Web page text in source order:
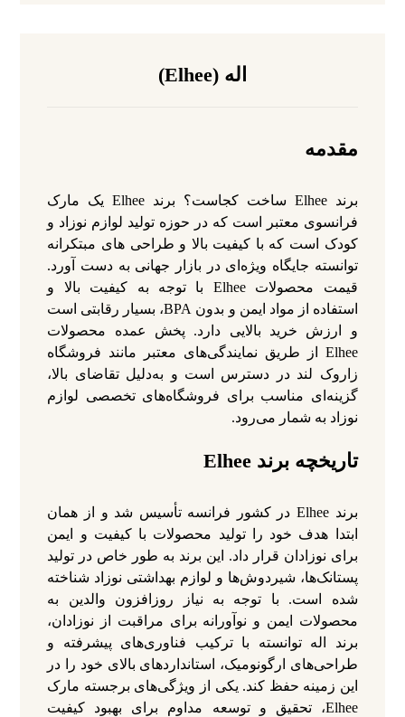
اله (Elhee)
مقدمه
برند Elhee ساخت کجاست؟ برند Elhee یک مارک
فرانسوی معتبر است که در حوزه تولید لوازم نوزاد و
کودک است که با کیفیت بالا و طراحی‌ های مبتکرانه
توانسته جایگاه ویژه‌ای در بازار جهانی به دست آورد.
قیمت محصولات Elhee با توجه به کیفیت بالا و
استفاده از مواد ایمن و بدون BPA، بسیار رقابتی است
و ارزش خرید بالایی دارد. پخش عمده محصولات
Elhee از طریق نمایندگی‌های معتبر مانند فروشگاه
زاروک لند در دسترس است و به‌دلیل تقاضای بالا،
گزینه‌ای مناسب برای فروشگاه‌های تخصصی لوازم
نوزاد به شمار می‌رود.
تاریخچه برند Elhee
برند Elhee در کشور فرانسه تأسیس شد و از همان
ابتدا هدف خود را تولید محصولات با کیفیت و ایمن
برای نوزادان قرار داد. این برند به طور خاص در تولید
پستانک‌ها، شیردوش‌ها و لوازم بهداشتی نوزاد شناخته
شده است. با توجه به نیاز روزافزون والدین به
محصولات ایمن و نوآورانه برای مراقبت از نوزادان،
برند اله توانسته با ترکیب فناوری‌های پیشرفته و
طراحی‌های ارگونومیک، استانداردهای بالای خود را در
این زمینه حفظ کند. یکی از ویژگی‌های برجسته مارک
Elhee، تحقیق و توسعه مداوم برای بهبود کیفیت